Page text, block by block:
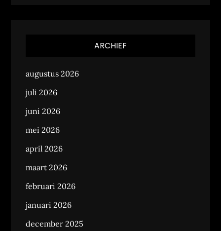
ARCHIEF
augustus 2026
juli 2026
juni 2026
mei 2026
april 2026
maart 2026
februari 2026
januari 2026
december 2025